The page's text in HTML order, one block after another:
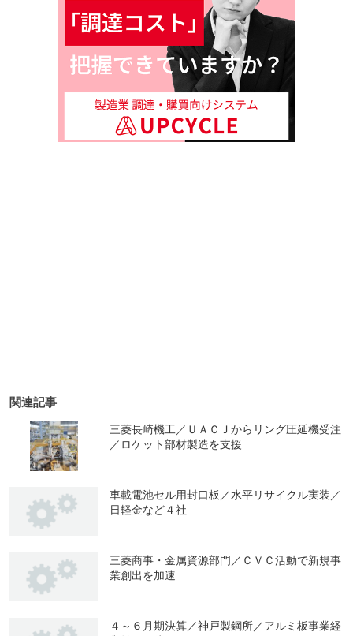
関連記事
三菱長崎機工／ＵＡＣＪからリング圧延機受注
／ロケット部材製造を支援
車載電池セル用封口板／水平リサイクル実装／
日軽金など４社
三菱商事・金属資源部門／ＣＶＣ活動で新規事
業創出を加速
４～６月期決算／神戸製鋼所／アルミ板事業経